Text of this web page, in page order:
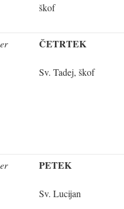
škof
ČETRTEK
Sv. Tadej, škof
PETEK
Sv. Lucijan